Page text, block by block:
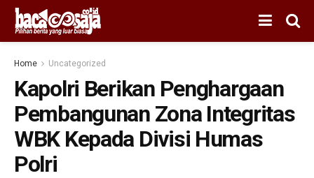
Home Uncategorized
Kapolri Berikan Penghargaan
Pembangunan Zona Integritas
WBK Kepada Divisi Humas
Polri